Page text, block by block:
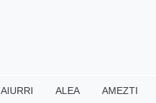
AIURRI ALEA AMEZTI